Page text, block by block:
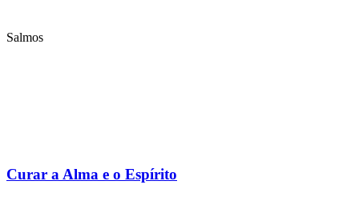
Salmos
Curar a Alma e o Espírito